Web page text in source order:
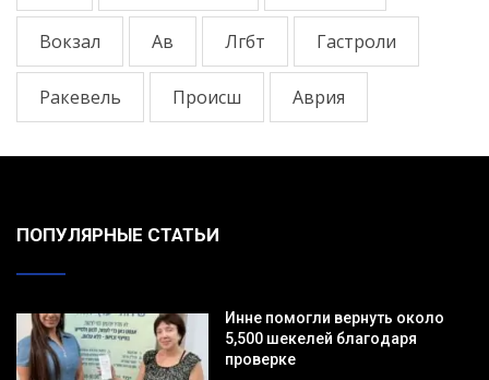
Вокзал Ав Лгбт Гастроли
Ракевель Происш Аврия
ПОПУЛЯРНЫЕ СТАТЬИ
Инне помогли вернуть около
5,500 шекелей благодаря
проверке